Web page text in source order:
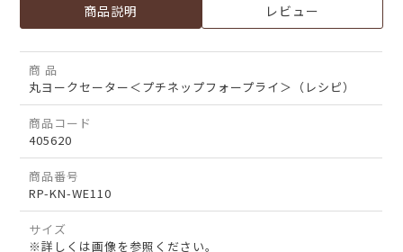
商品説明 レビュー
商 品
丸ヨークセーター＜プチネップフォープライ＞（レシピ）
商品コード
405620
商品番号
RP-KN-WE110
サイズ
※詳しくは画像を参照ください。